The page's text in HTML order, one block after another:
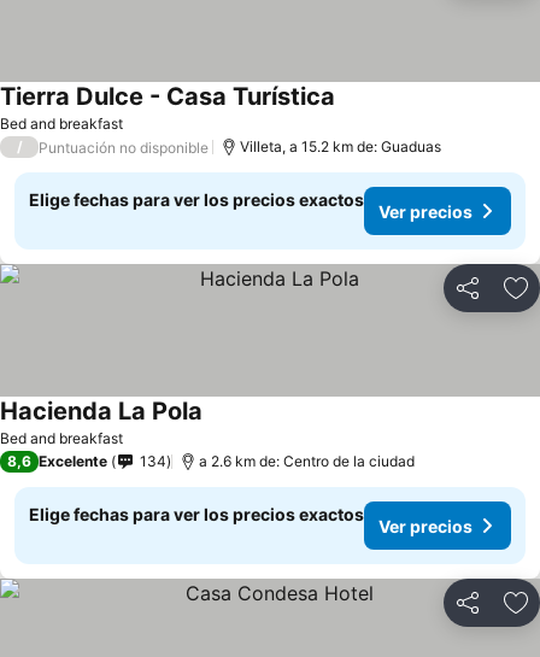
Bed and breakfast
Tierra Dulce - Casa Turística
/ Puntuación no disponible Villeta, a 15.2 km de: Guaduas
Elige fechas para ver los precios exactos
Ver precios
Compartir
Bed and breakfast
Hacienda La Pola
8,6 Excelente 134 a 2.6 km de: Centro de la ciudad
Elige fechas para ver los precios exactos
Ver precios
Compartir